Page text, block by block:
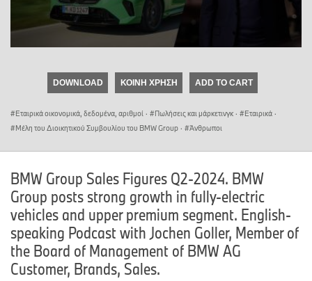
seconds
DOWNLOAD ΚΟΙΝΉ ΧΡΉΣΗ ADD TO CART
Εταιρικά οικονομικά, δεδομένα, αριθμοί · Πωλήσεις και μάρκετινγκ · Εταιρικά ·
Μέλη του Διοικητικού Συμβουλίου του BMW Group · Άνθρωποι
BMW Group Sales Figures Q2-2024. BMW
Group posts strong growth in fully-electric
vehicles and upper premium segment. English-
speaking Podcast with Jochen Goller, Member of
the Board of Management of BMW AG
Customer, Brands, Sales.